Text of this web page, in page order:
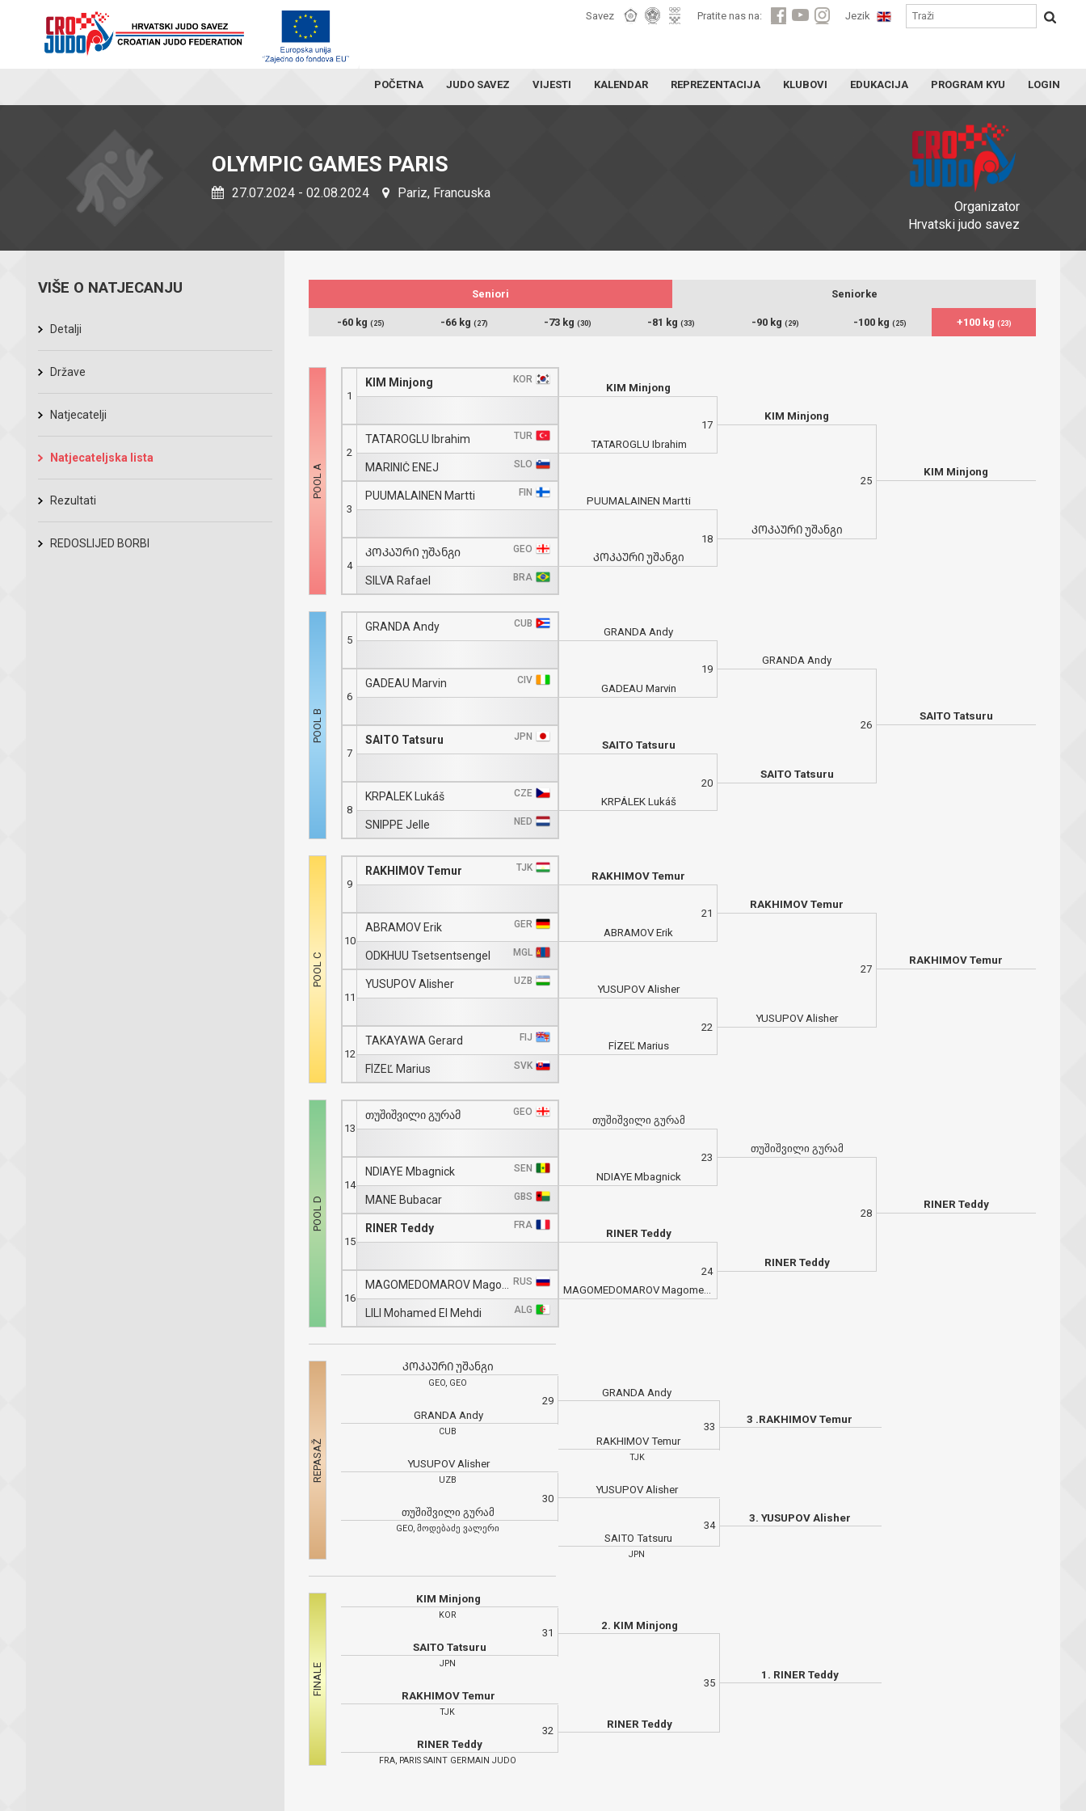
Savez Pratite nas na: Jezik
POČETNA JUDO SAVEZ VIJESTI KALENDAR REPREZENTACIJA KLUBOVI EDUKACIJA PROGRAM KYU LOGIN
Organizator
Hrvatski judo savez
OLYMPIC GAMES PARIS
27.07.2024 - 02.08.2024 Pariz, Francuska
VIŠE O NATJECANJU
Detalji
Države
Natjecatelji
Natjecateljska lista
Rezultati
REDOSLIJED BORBI
Seniori Seniorke
-60 kg (25) -66 kg (27) -73 kg (30) -81 kg (33) -90 kg (29) -100 kg (25) +100 kg (23)
1
KIM Minjong KOR
2
TATAROGLU Ibrahim TUR
MARINIČ ENEJ SLO
3
PUUMALAINEN Martti FIN
4
ᲙᲝᲙᲐᲣᲠᲘ უშანგი GEO
SILVA Rafael BRA
KIM Minjong
TATAROGLU Ibrahim
PUUMALAINEN Martti
ᲙᲝᲙᲐᲣᲠᲘ უშანგი
17
KIM Minjong
18
ᲙᲝᲙᲐᲣᲠᲘ უშანგი
25
KIM Minjong
5
GRANDA Andy CUB
6
GADEAU Marvin CIV
7
SAITO Tatsuru JPN
8
KRPÁLEK Lukáš CZE
SNIPPE Jelle NED
GRANDA Andy
GADEAU Marvin
SAITO Tatsuru
KRPÁLEK Lukáš
19
GRANDA Andy
20
SAITO Tatsuru
26
SAITO Tatsuru
9
RAKHIMOV Temur TJK
10
ABRAMOV Erik GER
ODKHUU Tsetsentsengel MGL
11
YUSUPOV Alisher UZB
12
TAKAYAWA Gerard FIJ
FÍZEĽ Marius SVK
RAKHIMOV Temur
ABRAMOV Erik
YUSUPOV Alisher
FÍZEĽ Marius
21
RAKHIMOV Temur
22
YUSUPOV Alisher
27
RAKHIMOV Temur
13
თუშიშვილი გურამ GEO
14
NDIAYE Mbagnick SEN
MANE Bubacar GBS
15
RINER Teddy FRA
16
RUS
LILI Mohamed El Mehdi ALG
თუშიშვილი გურამ
NDIAYE Mbagnick
RINER Teddy
MAGOMEDOMAROV Magomedomar
23
თუშიშვილი გურამ
24
RINER Teddy
28
RINER Teddy
ᲙᲝᲙᲐᲣᲠᲘ უშანგი
GEO, GEO
GRANDA Andy
CUB
YUSUPOV Alisher
UZB
თუშიშვილი გურამ
GEO, მოდებაძე ვალერი
29
GRANDA Andy
RAKHIMOV Temur
TJK
30
YUSUPOV Alisher
SAITO Tatsuru
JPN
33
3 .RAKHIMOV Temur
34
3. YUSUPOV Alisher
KIM Minjong
KOR
SAITO Tatsuru
JPN
RAKHIMOV Temur
TJK
RINER Teddy
FRA, PARIS SAINT GERMAIN JUDO
31
2. KIM Minjong
32
RINER Teddy
35
1. RINER Teddy